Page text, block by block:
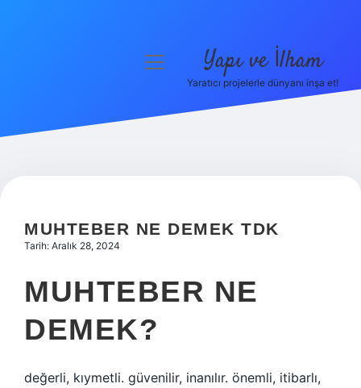
Hakkımızda
menüyü
Yapı ve İlham
Yaratıcı projelerle dünyanı inşa et!
MUHTEBER NE DEMEK TDK
Tarih: Aralık 28, 2024
MUHTEBER NE
DEMEK?
değerli, kıymetli. güvenilir, inanılır. önemli, itibarlı,